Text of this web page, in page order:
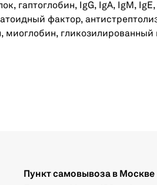
гаптоглобин, IgG, IgA, IgM,
фактор,
миоглобин, гликозилированный
Пункт самовывоза в Москве